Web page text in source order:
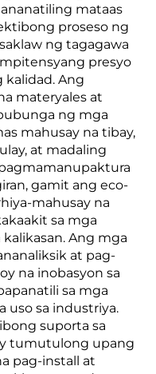
mataas
proseso ng
ng tagagawa
presyo
kalidad. Ang
materyales at
ng mga
mahusay na tibay,
at madaling
gamit ang eco-
mahusay na
sa mga
Ang mga
at pag-
na inobasyon sa
sa mga
uso sa industriya.
suporta sa
tumutulong upang
pag-install at